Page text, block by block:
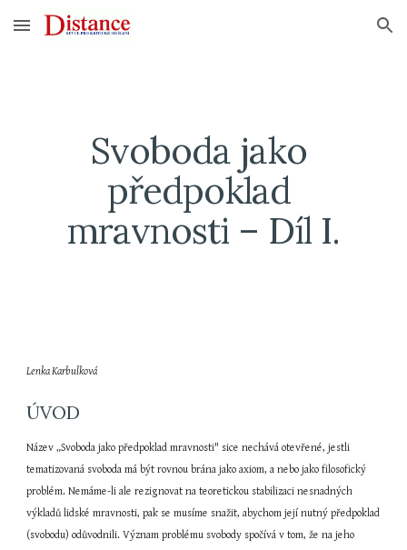
Skip to main content Skip to navigation
Svoboda jako
předpoklad
mravnosti – Díl I.
Lenka Karbulková
ÚVOD
Název „Svoboda jako předpoklad mravnosti" sice nechává otevřené, jestli
tematizovaná svoboda má být rovnou brána jako axiom, a nebo jako filosofický
problém. Nemáme-li ale rezignovat na teoretickou stabilizaci nesnadných
výkladů lidské mravnosti, pak se musíme snažit, abychom její nutný předpoklad
(svobodu) odůvodnili. Význam problému svobody spočívá v tom, že na jeho